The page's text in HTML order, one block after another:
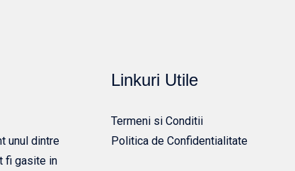
unul dintre
fi gasite in
Linkuri Utile
Termeni si Conditii
Politica de Confidentialitate